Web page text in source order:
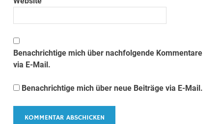
Benachrichtige mich über nachfolgende Kommentare
via E-Mail.
Benachrichtige mich über neue Beiträge via E-Mail.